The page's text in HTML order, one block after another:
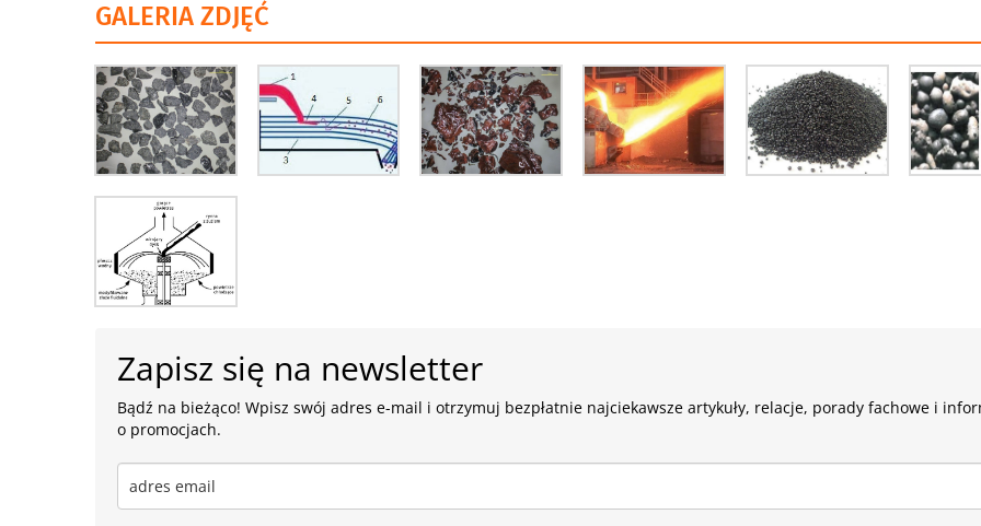
GALERIA ZDJĘĆ
Zapisz się na newsletter
Bądź na bieżąco! Wpisz swój adres e-mail i otrzymuj bezpłatnie najciekawsze artykuły, relacje, porady fachowe i
o promocjach.